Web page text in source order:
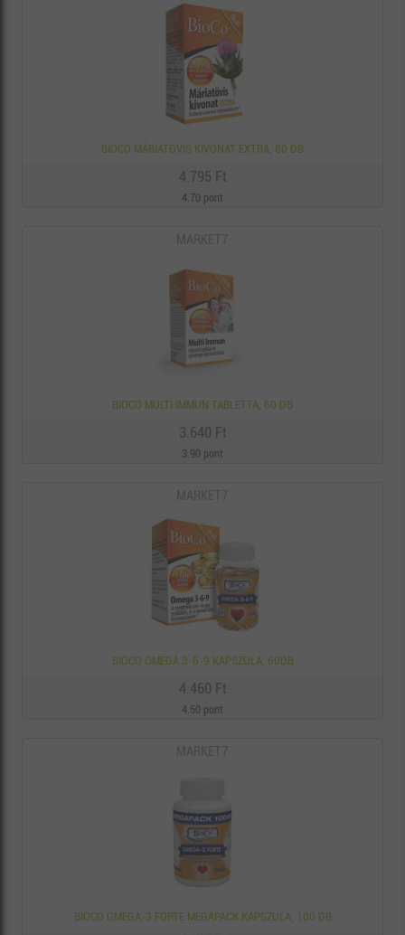
BIOCO MÁRIATÖVIS KIVONAT EXTRA, 80 DB
4.795 Ft
4.70 pont
BIOCO MULTI IMMUN TABLETTA, 60 DB
3.640 Ft
3.90 pont
BIOCO OMEGA 3-6-9 KAPSZULA, 60DB
4.460 Ft
4.50 pont
BIOCO OMEGA-3 FORTE MEGAPACK KAPSZULA, 100 DB